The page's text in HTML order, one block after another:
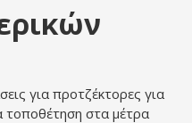
για προτζέκτορες για
τοποθέτηση στα μέτρα